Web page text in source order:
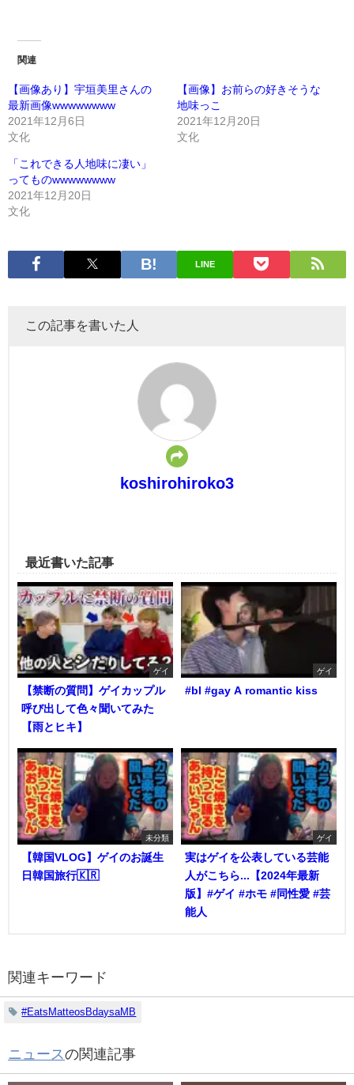
関連
【画像あり】宇垣美里さんの
最新画像wwwwwwww
2021年12月6日
文化
【画像】お前らの好きそうな
地味っこ
2021年12月20日
文化
「これできる人地味に凄い」
ってものwwwwwwww
2021年12月20日
文化
LINE
この記事を書いた人
koshirohiroko3
最近書いた記事
ゲイ
【禁断の質問】ゲイカップル
呼び出して色々聞いてみた
【雨とヒキ】
ゲイ
#bl #gay A romantic kiss
未分類
【韓国VLOG】ゲイのお誕生
日韓国旅行🇰🇷
ゲイ
実はゲイを公表している芸能
人がこちら...【2024年最新
版】#ゲイ #ホモ #同性愛 #芸
能人
関連キーワード
#EatsMatteosBdaysaMB
ニュースの関連記事